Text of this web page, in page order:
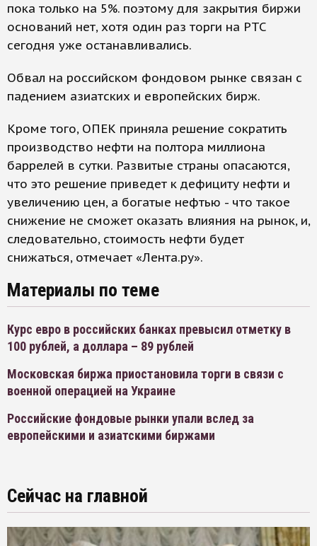
пока только на 5%. поэтому для закрытия биржи
оснований нет, хотя один раз торги на РТС
сегодня уже останавливались.
Обвал на российском фондовом рынке связан с
падением азиатских и европейских бирж.
Кроме того, ОПЕК приняла решение сократить
производство нефти на полтора миллиона
баррелей в сутки. Развитые страны опасаются,
что это решение приведет к дефициту нефти и
увеличению цен, а богатые нефтью - что такое
снижение не сможет оказать влияния на рынок, и,
следовательно, стоимость нефти будет
снижаться, отмечает «Лента.ру».
Материалы по теме
Курс евро в российских банках превысил отметку в
100 рублей, а доллара – 89 рублей
Московская биржа приостановила торги в связи с
военной операцией на Украине
Российские фондовые рынки упали вслед за
европейскими и азиатскими биржами
Сейчас на главной